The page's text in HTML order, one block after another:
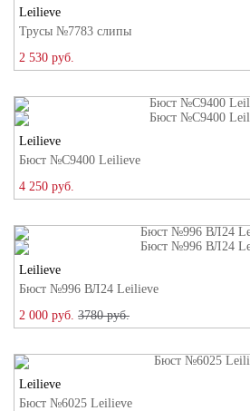
Leilieve
Трусы №7783 слипы
2 530 руб.
Leilieve
Бюст №C9400 Leilieve
4 250 руб.
Leilieve
Бюст №996 ВЛ24 Leilieve
2 000 руб. 3780 руб.
Leilieve
Бюст №6025 Leilieve